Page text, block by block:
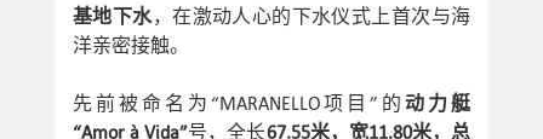
基地下水，在激动人心的下水仪式上首次与海
洋亲密接触。
先前被命名为“MARANELLO项目”的动力艇
“Amor à Vida”号，全长67.55米，宽11.80米，总